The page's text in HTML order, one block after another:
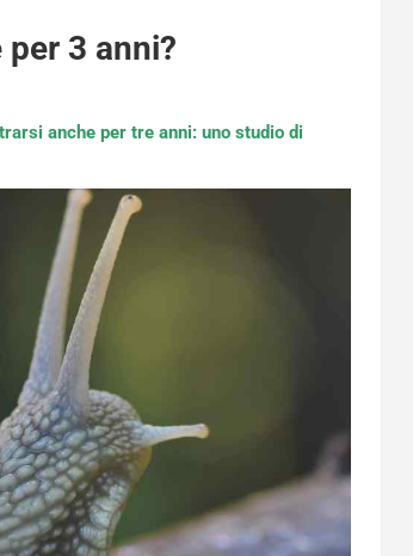
per 3 anni?
anche per tre anni: uno studio di